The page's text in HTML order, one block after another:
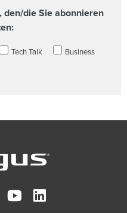
den/die Sie abonnieren
Tech Talk Business